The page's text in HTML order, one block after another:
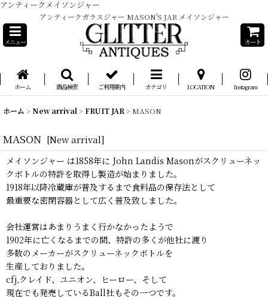
アンティークメイソンジャー
アンティークガラスジャー MASON'S JAR メイソンジャー
メニュー カート
ホーム 商品検索 ご利用案内 カテゴリ LOCATION Instagram
ホーム > New arrival > FRUIT JAR > MASON
MASON [New arrival]
メイソンジャー は1858年に John Landis Masonがスクリューネッ
クボトルの特許を取得し製造が始まりました。
1918年以降冷蔵庫が普及するまで食料品の保存法として
最重要な密閉容器として広く普及致しました。
会社運営はあまりうまく行かなかったようで
1902年に亡くなるまでの間、特許の多くが他社に渡り
多数のメーカーがスクリューネックボトルを
生産しておりました。
cfj,クレイド、ユニオン、ヒーロー、そして
現在でも発売しているBall社もその一つです。